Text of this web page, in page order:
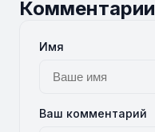
Комментарии
Имя
Ваш комментарий